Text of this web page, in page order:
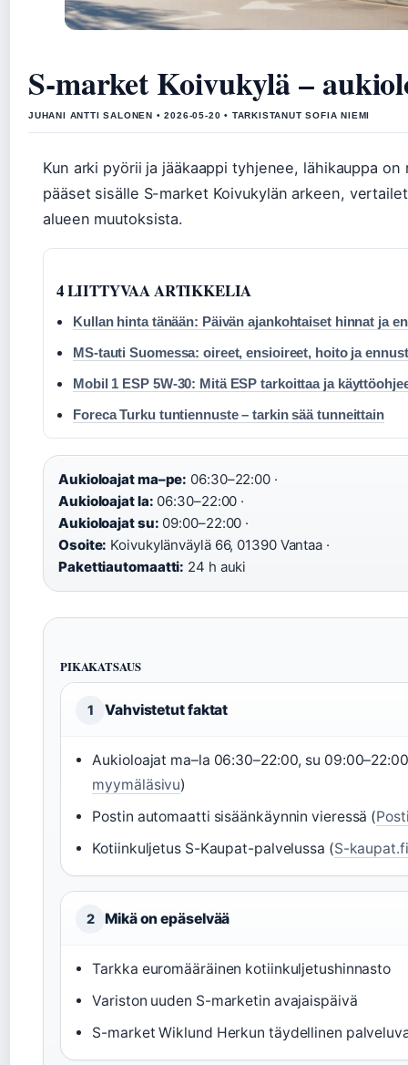
S-market Koivukylä –
JUHANI ANTTI SALONEN • 2026-05-20 • TARKISTANUT SOFIA NIEMI
Kun arki pyörii ja jääkaappi tyhjenee, lähikauppa
pääset sisälle S-market Koivukylän arkeen,
alueen muutoksista.
4 LIITTYVAA ARTIKKELIA
Kullan hinta tänään: Päivän ajankohtaiset hinnat ja
MS-tauti Suomessa: oireet, ensioireet, hoito ja
Mobil 1 ESP 5W-30: Mitä ESP tarkoittaa ja
Foreca Turku tuntiennuste – tarkin sää tunneittain
Aukioloajat ma–pe: 06:30–22:00 ·
Aukioloajat la: 06:30–22:00 ·
Aukioloajat su: 09:00–22:00 ·
Osoite: Koivukylänväylä 66, 01390 Vantaa ·
Pakettiautomaatti: 24 h auki
PIKAKATSAUS
1 Vahvistetut faktat
Aukioloajat ma–la 06:30–22:00, su
myymäläsivu)
Postin automaatti sisäänkäynnin vieressä (
Kotiinkuljetus S-Kaupat-palvelussa (S-
2 Mikä on epäselvää
Tarkka euromääräinen kotiinkuljetushinnasto
Variston uuden S-marketin avajaispäivä
S-market Wiklund Herkun täydellinen